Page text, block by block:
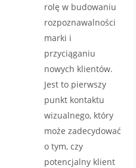
rolę w budowaniu
rozpoznawalności
marki i
przyciąganiu
nowych klientów.
Jest to pierwszy
punkt kontaktu
wizualnego, który
może zadecydować
o tym, czy
potencjalny klient